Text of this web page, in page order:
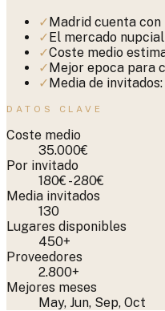
✓Madrid cuenta
✓El mercado
✓Coste medio
✓Mejor epoca para
✓Media de
DATOS CLAVE
Coste medio
35.000€
Por invitado
180€ - 280€
Media invitados
130
Lugares disponibles
450+
Proveedores
2.800+
Mejores meses
May, Jun, Sep, Oct